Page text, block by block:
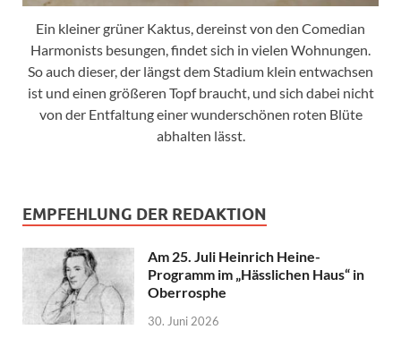
Ein kleiner grüner Kaktus, dereinst von den Comedian
Harmonists besungen, findet sich in vielen Wohnungen.
So auch dieser, der längst dem Stadium klein entwachsen
ist und einen größeren Topf braucht, und sich dabei nicht
von der Entfaltung einer wunderschönen roten Blüte
abhalten lässt.
EMPFEHLUNG DER REDAKTION
Am 25. Juli Heinrich Heine-
Programm im „Hässlichen Haus“ in
Oberrosphe
30. Juni 2026